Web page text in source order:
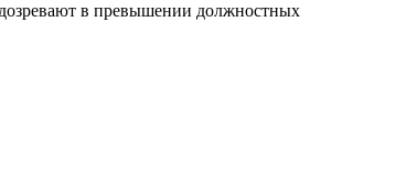
в превышении должностных